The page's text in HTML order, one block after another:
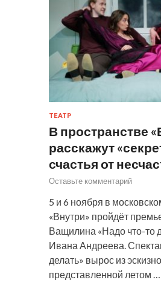
ТЕАТР
В пространстве
расскажут
счастья от
Оставьте комментарий
5 и 6 ноября в
«Внутри» пройдёт
Ващилина «Надо что-то
Ивана Андреева.
делать» вырос из
представленной летом …